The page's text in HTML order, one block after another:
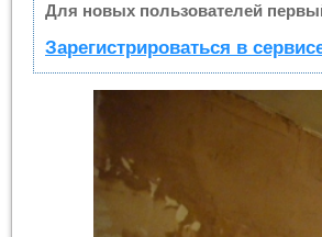
Для новых пользователей
Зарегистрироваться в